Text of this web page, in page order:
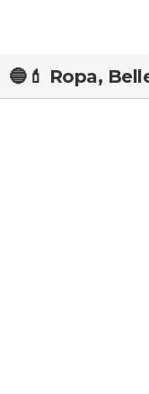
🔵💄 Ropa,